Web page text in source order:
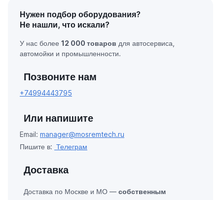
Нужен подбор оборудования?
Не нашли, что искали?
У нас более 12 000 товаров для автосервиса,
автомойки и промышленности.
Позвоните нам
+74994443795
Или напишите
Email: manager@mosremtech.ru
Пишите в: Телеграм
Доставка
Доставка по Москве и МО — собственным